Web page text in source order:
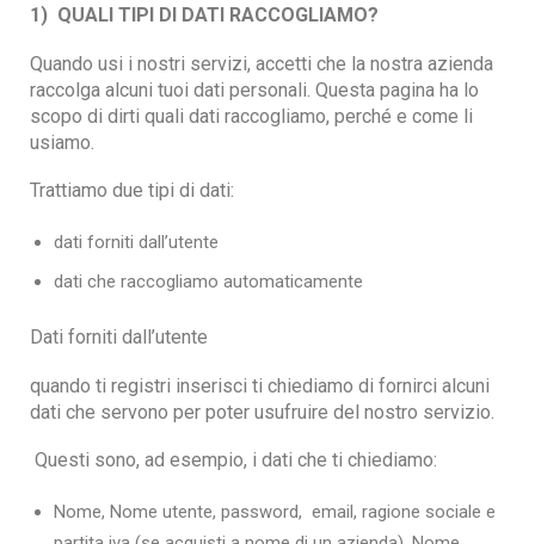
1) QUALI TIPI DI DATI RACCOGLIAMO?
Quando usi i nostri servizi, accetti che la nostra azienda
raccolga alcuni tuoi dati personali. Questa pagina ha lo
scopo di dirti quali dati raccogliamo, perché e come li
usiamo.
Trattiamo due tipi di dati:
dati forniti dall’utente
dati che raccogliamo automaticamente
Dati forniti dall’utente
quando ti registri inserisci ti chiediamo di fornirci alcuni
dati che servono per poter usufruire del nostro servizio.
Questi sono, ad esempio, i dati che ti chiediamo:
Nome, Nome utente, password, email, ragione sociale e